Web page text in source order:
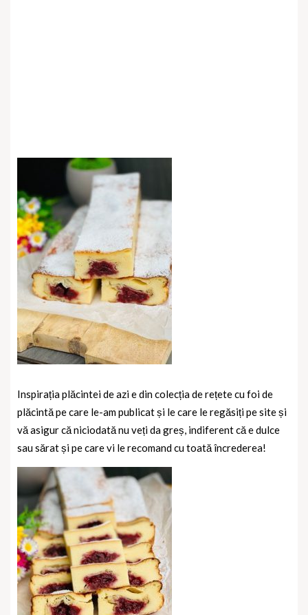
Inspirația plăcintei de azi e din colecția de rețete cu foi de
plăcintă pe care le-am publicat și le care le regăsiți pe site și
vă asigur că niciodată nu veți da greș, indiferent că e dulce
sau sărat și pe care vi le recomand cu toată încrederea!